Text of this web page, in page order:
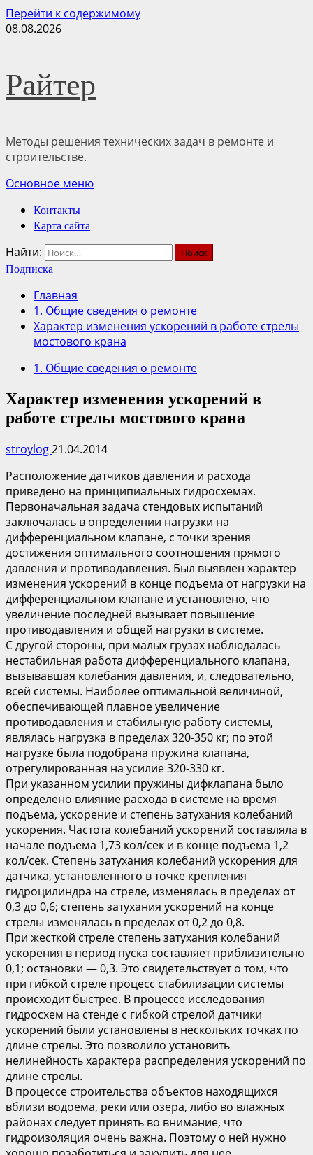
Перейти к содержимому
08.08.2026
Райтер
Методы решения технических задач в ремонте и
строительстве.
Основное меню
Контакты
Карта сайта
Найти:
Подписка
Главная
1. Общие сведения о ремонте
Характер изменения ускорений в работе стрелы
мостового крана
1. Общие сведения о ремонте
Характер изменения ускорений в
работе стрелы мостового крана
stroylog21.04.2014
Расположение датчиков давления и расхода
приведено на принципиальных гидросхемах.
Первоначальная задача стендовых испытаний
заключалась в определении нагрузки на
дифференциальном клапане, с точки зрения
достижения оптимального соотношения прямого
давления и противодавления. Был выявлен характер
изменения ускорений в конце подъема от нагрузки на
дифференциальном клапане и установлено, что
увеличение последней вызывает повышение
противодавления и общей нагрузки в системе.
С другой стороны, при малых грузах наблюдалась
нестабильная работа дифференциального клапана,
вызывавшая колебания давления, и, следовательно,
всей системы. Наиболее оптимальной величиной,
обеспечивающей плавное увеличение
противодавления и стабильную работу системы,
являлась нагрузка в пределах 320-350 кг; по этой
нагрузке была подобрана пружина клапана,
отрегулированная на усилие 320-330 кг.
При указанном усилии пружины дифклапана было
определено влияние расхода в системе на время
подъема, ускорение и степень затухания колебаний
ускорения. Частота колебаний ускорений составляла в
начале подъема 1,73 кол/сек и в конце подъема 1,2
кол/сек. Степень затухания колебаний ускорения для
датчика, установленного в точке крепления
гидроцилиндра на стреле, изменялась в пределах от
0,3 до 0,6; степень затухания ускорений на конце
стрелы изменялась в пределах от 0,2 до 0,8.
При жесткой стреле степень затухания колебаний
ускорения в период пуска составляет приблизительно
0,1; остановки — 0,3. Это свидетельствует о том, что
при гибкой стреле процесс стабилизации системы
происходит быстрее. В процессе исследования
гидросхем на стенде с гибкой стрелой датчики
ускорений были установлены в нескольких точках по
длине стрелы. Это позволило установить
нелинейность характера распределения ускорений по
длине стрелы.
В процессе строительства объектов находящихся
вблизи водоема, реки или озера, либо во влажных
районах следует принять во внимание, что
гидроизоляция очень важна. Поэтому о ней нужно